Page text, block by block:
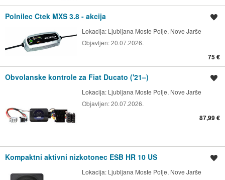
Polnilec Ctek MXS 3.8 - akcija
Lokacija: Ljubljana Moste Polje, Nove Jarše
Objavljen:20.07.2026.
75 €
Obvolanske kontrole za Fiat Ducato ('21–)
Lokacija: Ljubljana Moste Polje, Nove Jarše
Objavljen:20.07.2026.
87,99 €
Kompaktni aktivni nizkotonec ESB HR 10 US
Lokacija: Ljubljana Moste Polje, Nove Jarše